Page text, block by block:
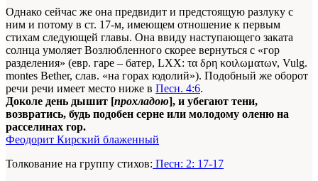
Однако сейчас же она предвидит и предстоящую разлуку с
ним и потому в ст. 17-м, имеющем отношение к первым
стихам следующей главы. Она ввиду наступающего заката
солнца умоляет Возлюбленного скорее вернуться с «гор
разделения» (евр. гape – батер, LXX: τα δρη κοιλωματων, Vulg.
montes Bether, слав. «на горах юдолий»). Подобный же оборот
речи речи имеет место ниже в Песн. 4:6.
Доколе день дышит [прохладою], и убегают тени,
возвратись, будь подобен серне или молодому оленю на
расселинах гор.
Феодорит Кирский блаженный
Толкование на группу стихов: Песн: 2: 17-17